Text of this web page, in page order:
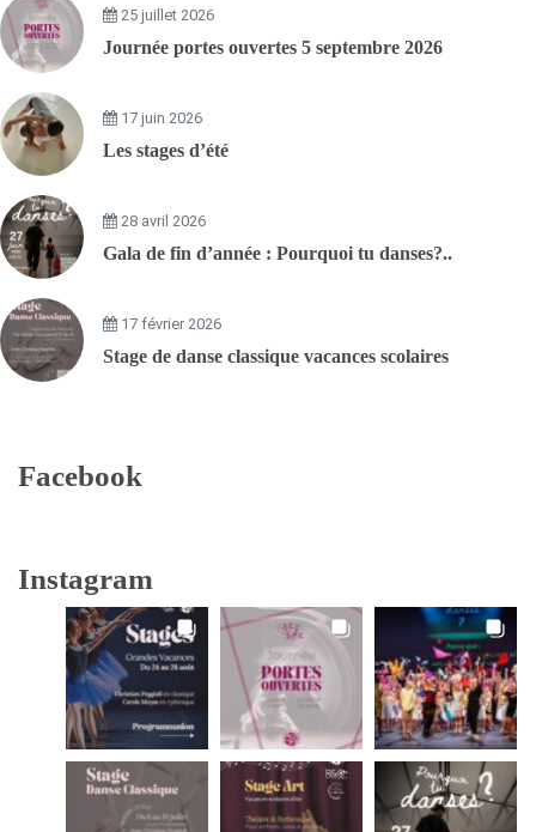
25 juillet 2026
Journée portes ouvertes 5 septembre 2026
17 juin 2026
Les stages d’été
28 avril 2026
Gala de fin d’année : Pourquoi tu danses?..
17 février 2026
Stage de danse classique vacances scolaires
Facebook
Instagram